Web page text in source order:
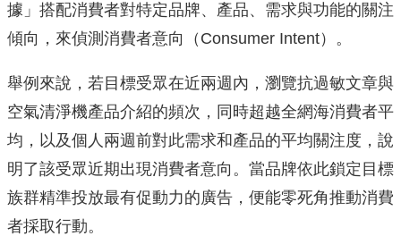
據」搭配消費者對特定品牌、產品、需求與功能的關注
傾向，來偵測消費者意向（Consumer Intent）。
舉例來說，若目標受眾在近兩週內，瀏覽抗過敏文章與
空氣清淨機產品介紹的頻次，同時超越全網海消費者平
均，以及個人兩週前對此需求和產品的平均關注度，說
明了該受眾近期出現消費者意向。當品牌依此鎖定目標
族群精準投放最有促動力的廣告，便能零死角推動消費
者採取行動。